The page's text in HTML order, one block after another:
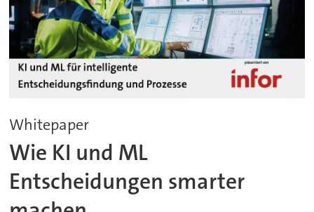
Whitepaper
Wie KI und ML
Entscheidungen smarter